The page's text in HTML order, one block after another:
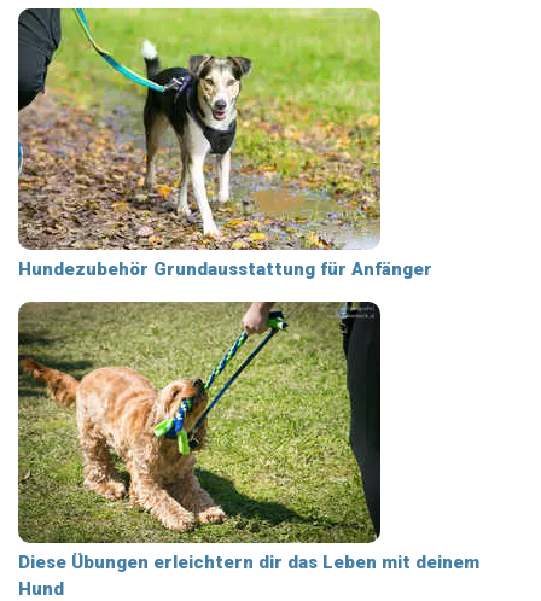
Hundezubehör Grundausstattung für Anfänger
Diese Übungen erleichtern dir das Leben mit deinem
Hund